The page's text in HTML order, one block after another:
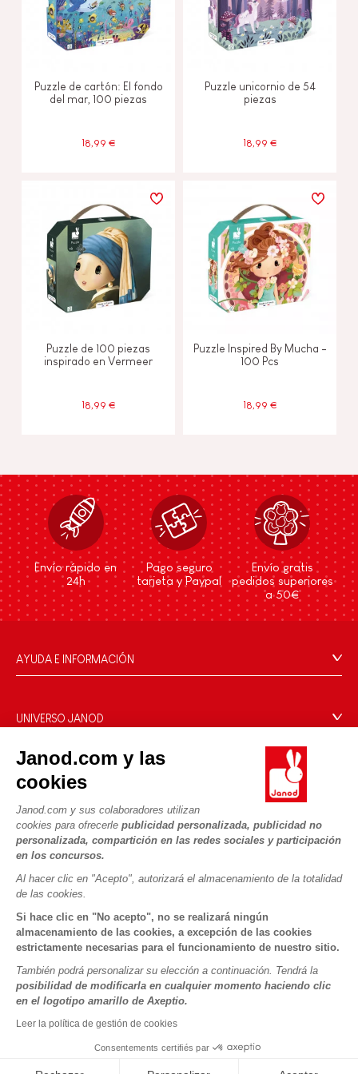
Janod.com y las
cookies
Janod.com y sus colaboradores utilizan
cookies para ofrecerle publicidad personalizada, publicidad no
personalizada, compartición en las redes sociales y participación
en los concursos.
Al hacer clic en "Acepto", autorizará el almacenamiento de la totalidad
de las cookies.
Si hace clic en "No acepto", no se realizará ningún
almacenamiento de las cookies, a excepción de las cookies
estrictamente necesarias para el funcionamiento de nuestro sitio.
También podrá personalizar su elección a continuación. Tendrá la
posibilidad de modificarla en cualquier momento haciendo clic
en el logotipo amarillo de Axeptio.
Leer la política de gestión de cookies
Consentements certifiés par
Puzzle de cartón: El fondo
del mar, 100 piezas
18,99 €
Puzzle unicornio de 54
piezas
18,99 €
Puzzle de 100 piezas
inspirado en Vermeer
18,99 €
Puzzle Inspired By Mucha -
100 Pcs
18,99 €
Envío rápido en
24h
Pago seguro
tarjeta y Paypal
Envío gratis
pedidos superiores
a 50€
AYUDA E INFORMACIÓN
Preguntas más frecuentes
Tiendas
Retirada de productos
Datos personales
Cookies
Condiciones de las ofertas
Condiciones de uso #YesJanod
UNIVERSO JANOD
¿Qué es FSC®?
NUESTROS SERVICIOS
Pago seguro
Métodos de envío
Vídeos
Reglas del juego y manuales
Piezas sueltas
Actividades infantiles para descargar
PROFESIONAL
SÍGUENOS
Copyright © 2026 Janod - Todos los derechos reservados -
Menciones Legales